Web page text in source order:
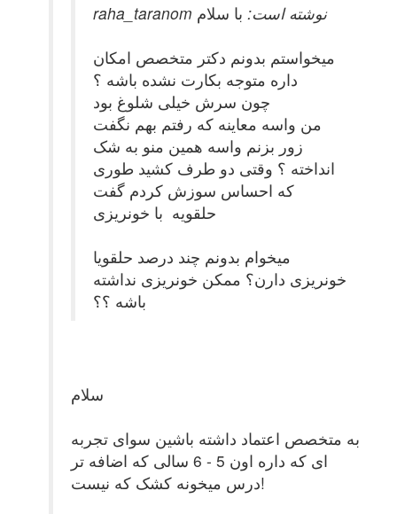
raha_taranom نوشته است: با سلام
میخواستم بدونم دکتر متخصص امکان
داره متوجه بکارت نشده باشه ؟
چون سرش خیلی شلوغ بود
من واسه معاینه که رفتم بهم نگفت
زور بزنم واسه همین منو به شک
انداخته ؟ وقتی دو طرف کشید طوری
که احساس سوزش کردم گفت
حلقویه با خونریزی
میخوام بدونم چند درصد حلقویا
خونریزی دارن؟ ممکن خونریزی نداشته
باشه ؟؟
سلام
به متخصص اعتماد داشته باشین سوای تجربه
ای که داره اون 5 - 6 سالی که اضافه تر
درس میخونه کشک که نیست!